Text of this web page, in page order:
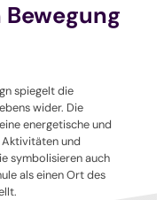
spiegelt die
wider. Die
energetische und
und
symbolisieren auch
als einen Ort des